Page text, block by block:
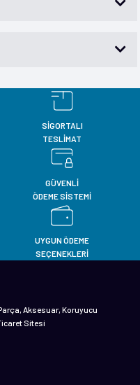
kullanarak tarafımıza
SİGORTALI
TESLİMAT
GÜVENLİ
ÖDEME SİSTEMİ
UYGUN ÖDEME
SEÇENEKLERİ
Aksesuar, Koruyucu
Sitesi